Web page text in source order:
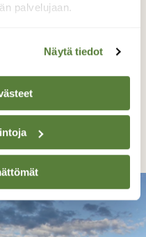
palvelujaan.
Näytä tiedot
24.5.2019